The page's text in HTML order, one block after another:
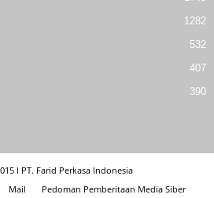
1282
532
407
390
l PT. Farid Perkasa Indonesia
Mail Pedoman Pemberitaan Media Siber